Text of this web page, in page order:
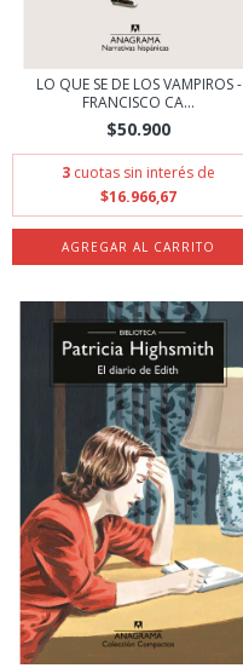
LO QUE SE DE LOS VAMPIROS -
FRANCISCO CA...
$50.900
3 cuotas sin interés de
$16.966,67